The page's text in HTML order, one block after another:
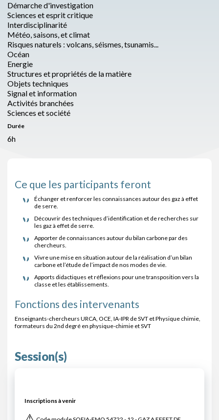
Démarche d'investigation
Sciences et esprit critique
Interdisciplinarité
Météo, saisons, et climat
Risques naturels : volcans, séismes, tsunamis...
Océan
Energie
Structures et propriétés de la matière
Objets techniques
Signal et information
Activités branchées
Sciences et société
Durée
6h
Ce que les participants feront
Échanger et renforcer les connaissances autour des gaz à effet
de serre.
Découvrir des techniques d’identification et de recherches sur
les gaz à effet de serre.
Apporter de connaissances autour du bilan carbone par des
chercheurs.
Vivre une mise en situation autour de la réalisation d’un bilan
carbone et l’étude de l’impact de nos modes de vie.
Apports didactiques et réflexions pour une transposition vers la
classe et les établissements.
Fonctions des intervenants
Enseignants-chercheurs URCA, OCE, IA-IPR de SVT et Physique chimie,
formateurs du 2nd degré en physique-chimie et SVT
Session(s)
Inscriptions à venir